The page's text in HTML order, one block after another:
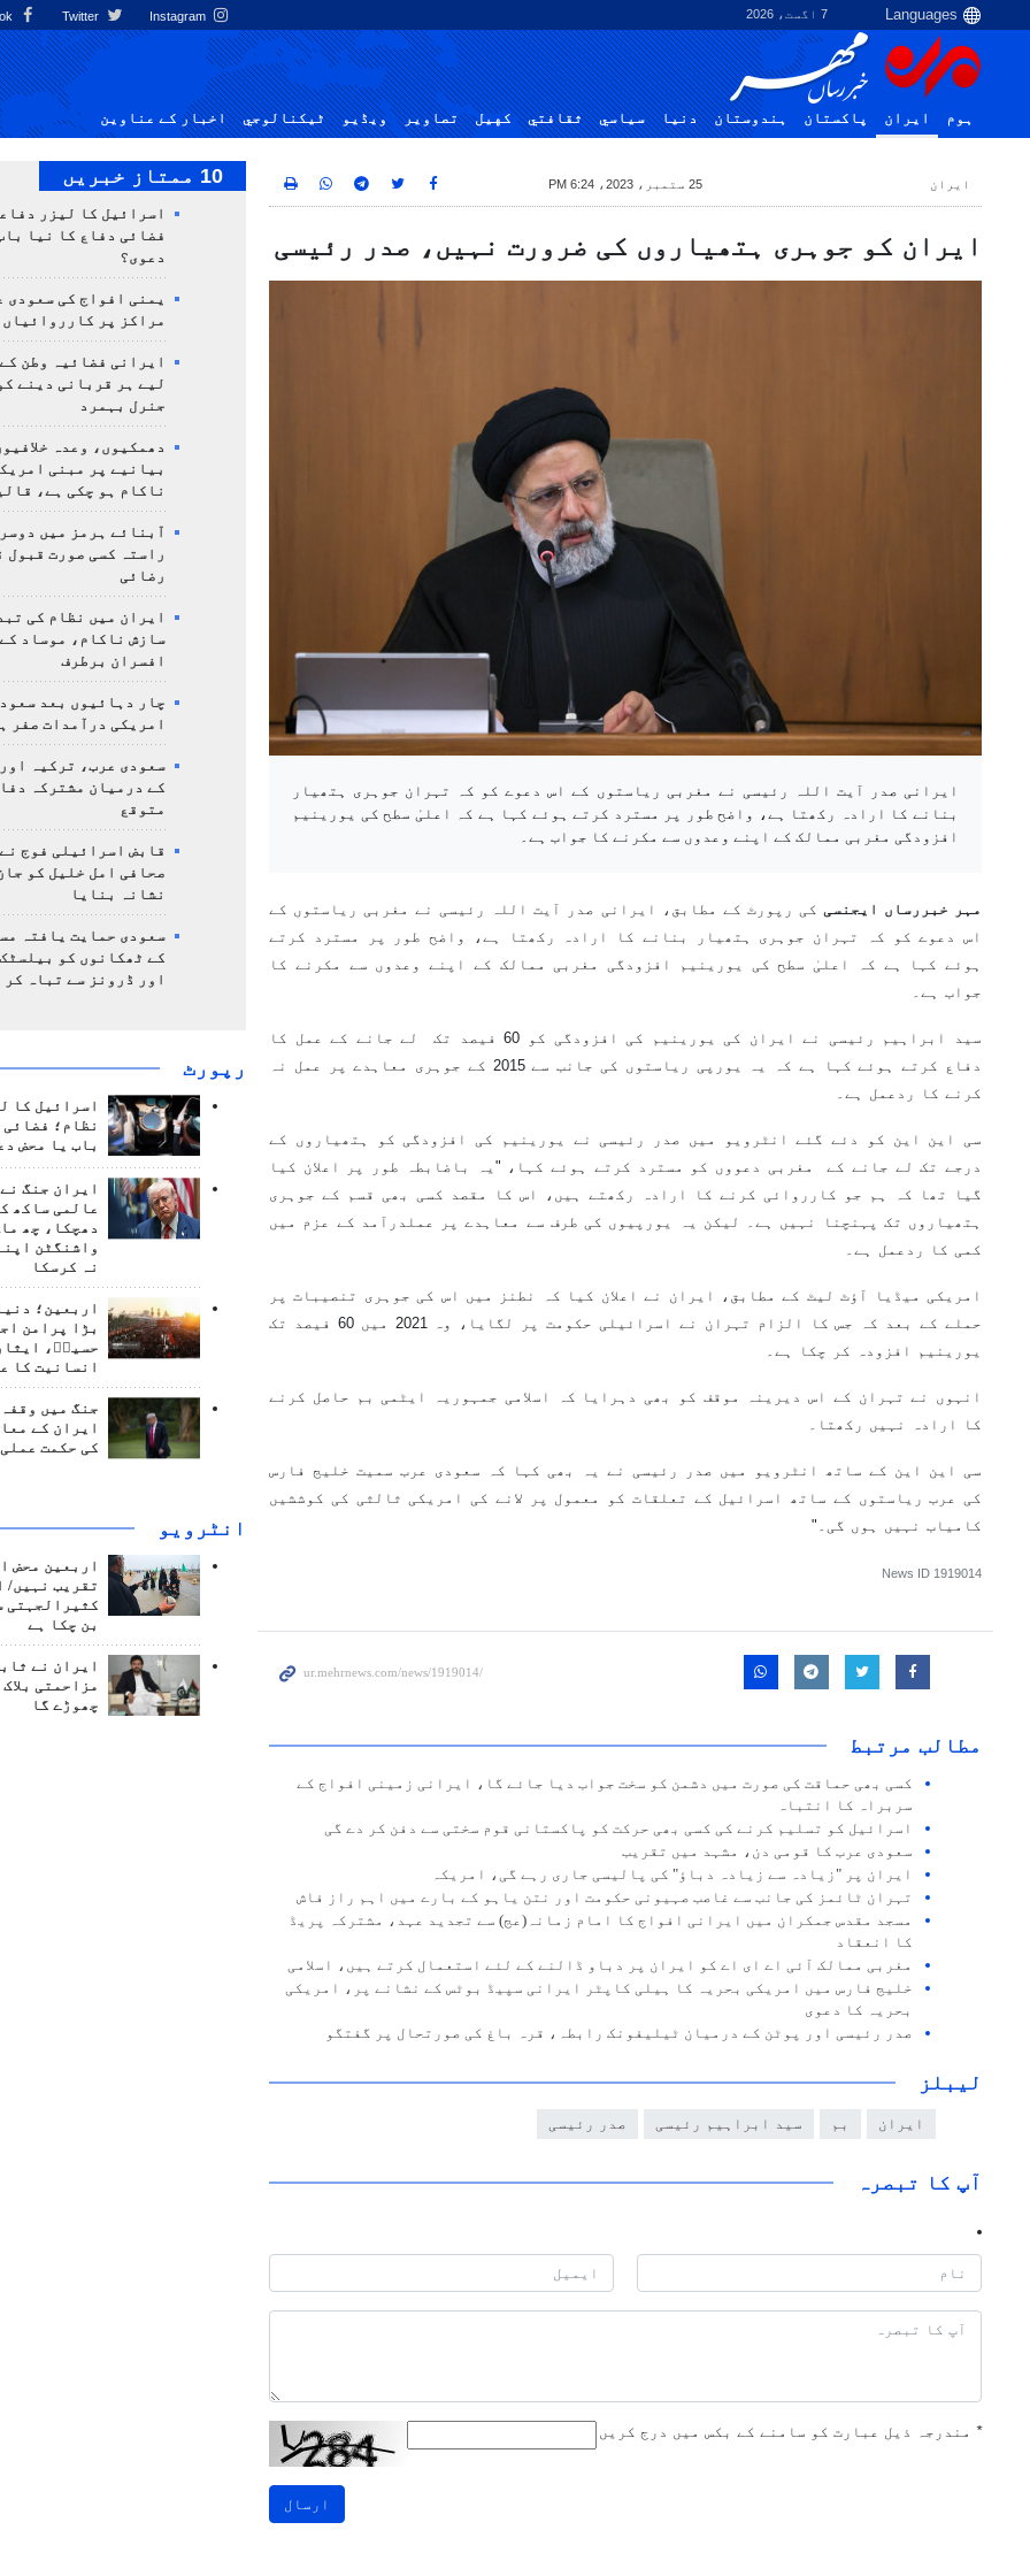
7 اگست، 2026 Instagram
ہوم ایران پاکستان ہندوستان دنیا سياسي ثقافتي کهيل تصاوير ویڈیو ٹيكنالوجي اخبار کے عناوین
ایران 25 ستمبر، 2023، 6:24 PM
ایران کو جوہری ہتھیاروں کی ضرورت نہیں، صدر رئیسی
ایرانی صدر آیت اللہ رئیسی نے مغربی ریاستوں کے اس دعوے کو کہ تہران جوہری ہتھیار
بنانے کا ارادہ رکھتا ہے، واضح طور پر مسترد کرتے ہوئے کہا ہے کہ اعلیٰ سطح کی یورینیم
افزودگی مغربی ممالک کے اپنے وعدوں سے مکرنے کا جواب ہے۔
مہر خبررساں ایجنسی کی رپورٹ کے مطابق، ایرانی صدر آیت اللہ رئیسی نے مغربی ریاستوں کے
اس دعوے کو کہ تہران جوہری ہتھیار بنانے کا ارادہ رکھتا ہے، واضح طور پر مسترد کرتے
ہوئے کہا ہے کہ اعلیٰ سطح کی یورینیم افزودگی مغربی ممالک کے اپنے وعدوں سے مکرنے کا
جواب ہے۔
سید ابراہیم رئیسی نے ایران کی یورینیم کی افزودگی کو 60 فیصد تک لے جانے کے عمل کا
دفاع کرتے ہوئے کہا ہے کہ یہ یورپی ریاستوں کی جانب سے 2015 کے جوہری معاہدے پر عمل نہ
کرنے کا ردعمل ہے۔
سی این این کو دئے گئے انٹرویو میں صدر رئیسی نے یورینیم کی افزودگی کو ہتھیاروں کے
درجے تک لے جانے کے مغربی دعووں کو مسترد کرتے ہوئے کہا، "یہ باضابطہ طور پر اعلان کیا
گیا تھا کہ ہم جو کارروائی کرنے کا ارادہ رکھتے ہیں، اس کا مقصد کسی بھی قسم کے جوہری
ہتھیاروں تک پہنچنا نہیں ہے۔ لیکن یہ یورپیوں کی طرف سے معاہدے پر عملدرآمد کے عزم میں
کمی کا ردعمل ہے۔
امریکی میڈیا آؤٹ لیٹ کے مطابق، ایران نے اعلان کیا کہ نطنز میں اس کی جوہری تنصیبات پر
حملے کے بعد کہ جس کا الزام تہران نے اسرائیلی حکومت پر لگایا، وہ 2021 میں 60 فیصد تک
یورینیم افزودہ کر چکا ہے۔
انہوں نے تہران کے اس دیرینہ موقف کو بھی دہرایا کہ اسلامی جمہوریہ ایٹمی بم حاصل کرنے
کا ارادہ نہیں رکھتا۔
سی این این کے ساتھ انٹرویو میں صدر رئیسی نے یہ بھی کہا کہ سعودی عرب سمیت خلیج فارس
کی عرب ریاستوں کے ساتھ اسرائیل کے تعلقات کو معمول پر لانے کی امریکی ثالثی کی کوششیں
کامیاب نہیں ہوں گی۔"
News ID 1919014
مطالب مرتبط
کسی بھی حماقت کی صورت میں دشمن کو سخت جواب دیا جائے گا، ایرانی زمینی افواج کے
سربراہ کا انتباہ
اسرائیل کو تسلیم کرنے کی کسی بھی حرکت کو پاکستانی قوم سختی سے دفن کر دے گی
سعودی عرب کا قومی دن، مشہد میں تقریب
ایران پر "زیادہ سے زیادہ دباؤ" کی پالیسی جاری رہے گی، امریکہ
تہران ٹائمز کی جانب سے غاصب صہیونی حکومت اور نتن یاہو کے بارے میں اہم راز فاش
مسجد مقدس جمکران میں ایرانی افواج کا امام زمانہ(عج) سے تجدید عہد، مشترکہ پریڈ
کا انعقاد
مغربی ممالک آئی اے ای اے کو ایران پر دباو ڈالنے کے لئے استعمال کرتے ہیں، اسلامی
خلیج فارس میں امریکی بحریہ کا ہیلی کاپٹر ایرانی سپیڈ بوٹس کے نشانے پر، امریکی
بحریہ کا دعوی
صدر رئیسی اور پوٹن کے درمیان ٹیلیفونک رابطہ، قرہ باغ کی صورتحال پر گفتگو
لیبلز
ایران بم سید ابراہیم رئیسی صدر رئیسی
آپ کا تبصرہ
* مندرجہ ذیل عبارت کو سامنے کے بکس میں درج کریں
ارسال
10 ممتاز خبریں
اسرائیل کا لیزر
فضائی دفاع کا نیا
دعوی؟
یمنی افواج کی سعودی
مراکز پر کارروائیاں
ایرانی فضائیہ وطن
لیے ہر قربانی دینے
جنرل بہمرد
دھمکیوں، وعدہ
بیانیے پر مبنی
ناکام ہو چکی ہے،
آبنائے ہرمز میں
راستہ کسی صورت قبول
رضائی
ایران میں نظام کی
سازش ناکام، موساد
افسران برطرف
چار دہائیوں بعد
امریکی درآمدات صفر
سعودی عرب، ترکیہ
کے درمیان مشترکہ
متوقع
قابض اسرائیلی فوج
صحافی امل خلیل کو
نشانہ بنایا
سعودی حمایت یافتہ
کے ٹھکانوں کو
اور ڈرونز سے تباہ کر
رپورٹ
اسرائیل کا
نظام؛ فضائی
باب یا محض
ایران جنگ
عالمی ساکھ
دھچکا، چھ
واشنگٹن
نہ کرسکا
اربعین؛
بڑا پرامن
حسینؑ،
انسانیت کا
جنگ میں
ایران کے
کی حکمت
انٹرويو
اربعین محض
تقریب نہیں/
کثیرالجہتی
بن چکا ہے
ایران نے
مزاحمتی
چھوڑے گا